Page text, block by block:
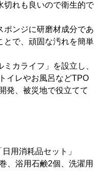
切れも良いので衛生的で
ンジに研磨材成分であ
とで、頑固な汚れを簡単
カライフ」を設立し、
イレやお風呂などTPO
発、被災地で役立てて
用消耗品セット」
、浴用石鹸2個、洗濯用